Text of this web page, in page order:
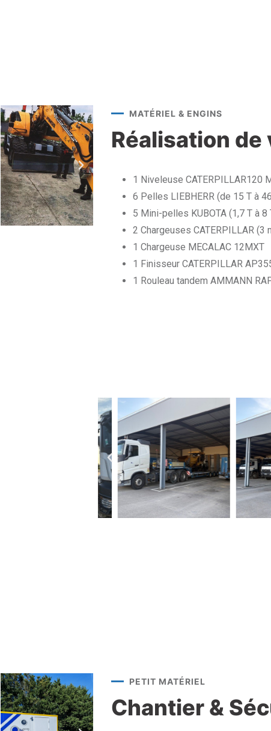
MATÉRIEL & ENGINS
Réalisation de
1 Niveleuse CATERPILLAR120
6 Pelles LIEBHERR (de 15 T à
5 Mini-pelles KUBOTA (1,7 T à 8
2 Chargeuses CATERPILLAR (3
1 Chargeuse MECALAC 12MXT
1 Finisseur CATERPILLAR
1 Rouleau tandem AMMANN
PETIT MATÉRIEL
Chantier &